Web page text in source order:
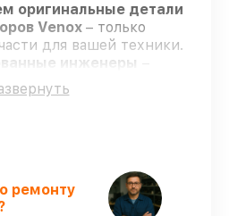
оригинальные детали
Venox – только
для вашей техники.
инженеры
проверку знаний и
высокий
– на все виды
для
ремонту